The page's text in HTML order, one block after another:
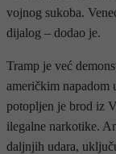
vojnog sukoba.
dijalog – dodao je.
Tramp je već
američkim napadom
potopljen je brod iz
ilegalne narkotike.
daljnjih udara,